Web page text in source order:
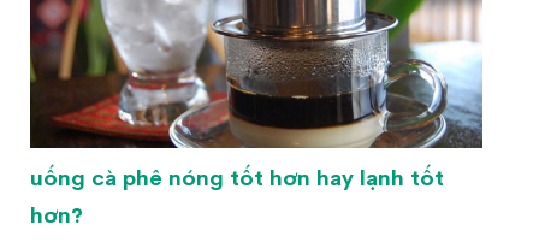
uống cà phê nóng tốt hơn hay lạnh tốt
hơn?